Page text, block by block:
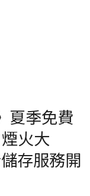
夏季免費
火大
存服務開